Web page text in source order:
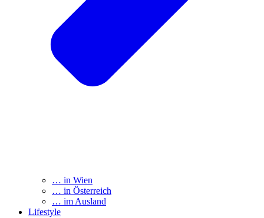
… in Wien
… in Österreich
… im Ausland
Lifestyle